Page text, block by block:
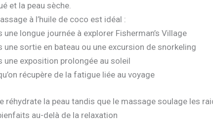
et la peau sèche.
à l’huile de coco est idéal :
une longue journée à explorer Fisherman’s Village
une sortie en bateau ou une excursion de snorkeling
une exposition prolongée au soleil
récupère de la fatigue liée au voyage
réhydrate la peau tandis que le massage soulage les
au-delà de la relaxation